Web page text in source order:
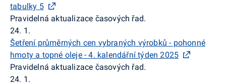
tabulky 5
Pravidelná aktualizace časových řad.
24. 1.
Šetření průměrných cen vybraných výrobků - pohonné
hmoty a topné oleje - 4. kalendářní týden 2025
Pravidelná aktualizace časových řad.
24. 1.